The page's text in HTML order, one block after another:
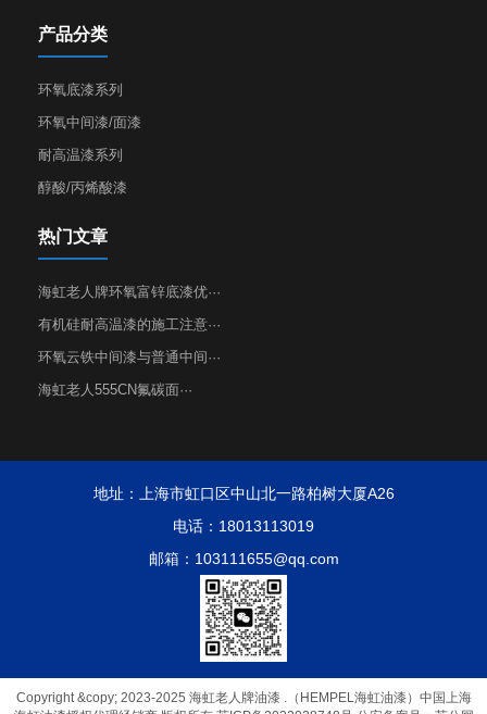
产品分类
环氧底漆系列
环氧中间漆/面漆
耐高温漆系列
醇酸/丙烯酸漆
热门文章
海虹老人牌环氧富锌底漆优···
有机硅耐高温漆的施工注意···
环氧云铁中间漆与普通中间···
海虹老人555CN氟碳面···
地址：上海市虹口区中山北一路柏树大厦A26
电话：18013113019
邮箱：103111655@qq.com
Copyright &copy; 2023-2025 海虹老人牌油漆 .（HEMPEL海虹油漆）中国上海